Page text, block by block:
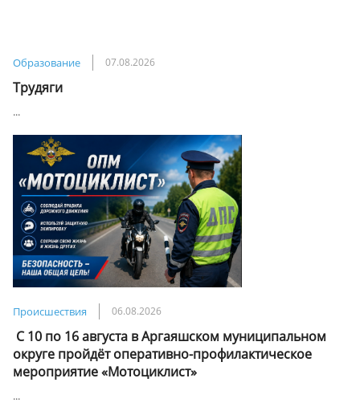
Образование 07.08.2026
Трудяги
...
Происшествия 06.08.2026
️ С 10 по 16 августа в Аргаяшском муниципальном
округе пройдёт оперативно-профилактическое
мероприятие «Мотоциклист»
...